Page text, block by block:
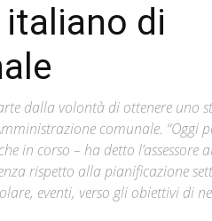
Città
di
dalla volontà di ottenere uno
comunale. “Oggi
in corso – ha detto l’assessore
rispetto alla pianificazione
eventi, verso gli obiettivi di